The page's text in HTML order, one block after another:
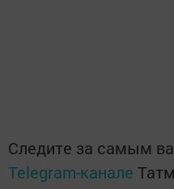
Следите за самым
Telegram-канале